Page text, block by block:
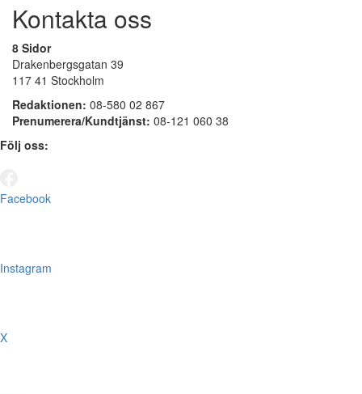
Kontakta oss
8 Sidor
Drakenbergsgatan 39
117 41 Stockholm
Redaktionen: 08-580 02 867
Prenumerera/Kundtjänst: 08-121 060 38
Följ oss:
Facebook
Instagram
X